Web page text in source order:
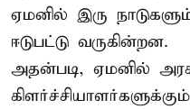
ஏமனில் இரு
ஈடுபட்டு வருகின்றன.
அதன்படி, ஏமனில்